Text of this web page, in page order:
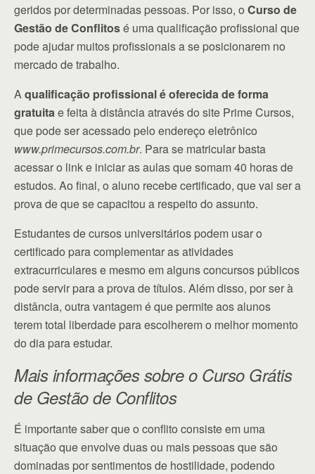
geridos por determinadas pessoas. Por isso, o Curso de
Gestão de Conflitosé uma qualificação profissional que
pode ajudar muitos profissionais a se posicionarem no
mercado de trabalho.
Aqualificação profissional é oferecida de forma
gratuitae feita à distância através do site Prime Cursos,
que pode ser acessado pelo endereço eletrônico
www.primecursos.com.br. Para se matricular basta
acessar o link e iniciar as aulas que somam 40 horas de
estudos. Ao final, o aluno recebe certificado, que vai ser a
prova de que se capacitou a respeito do assunto.
Estudantes de cursos universitários podem usar o
certificado para complementar as atividades
extracurriculares e mesmo em alguns concursos públicos
pode servir para a prova de títulos. Além disso, por ser à
distância, outra vantagem é que permite aos alunos
terem total liberdade para escolherem o melhor momento
do dia para estudar.
Mais informações sobre o Curso Grátis
de Gestão de Conflitos
É importante saber que o conflito consiste em uma
situação que envolve duas ou mais pessoas que são
dominadas por sentimentos de hostilidade, podendo